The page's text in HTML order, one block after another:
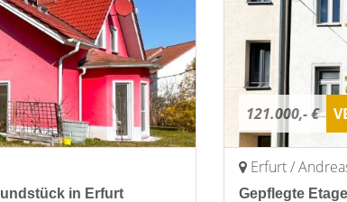
in Erfurt
121.000,- €
Erfurt /
Gepflegte